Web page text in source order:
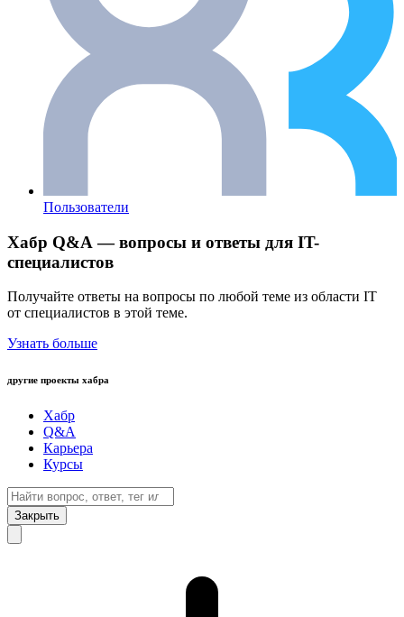
Пользователи
Хабр Q&A — вопросы и ответы для IT-
специалистов
Получайте ответы на вопросы по любой теме из области IT
от специалистов в этой теме.
Узнать больше
другие проекты хабра
Хабр
Q&A
Карьера
Курсы
Закрыть